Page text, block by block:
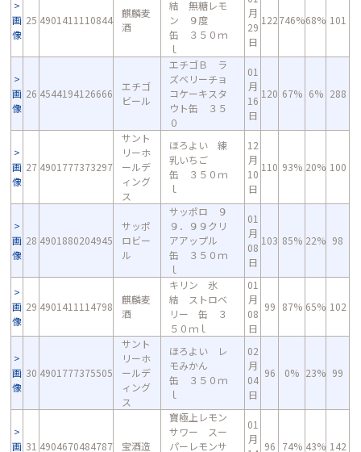
画
像
25 4901411110844
麒麟麦
酒
結 無糖レモ
ン ９度
缶 ３５０ｍ
ｌ
月
29
日
122746%68% 101
画
像
26 4544194126666
エチゴ
ビール
エチゴＢ ラ
ズベリーチョ
コケーキスタ
ウト缶 ３５
０
01
月
16
日
120 67% 6% 288
画
像
27 4901777373297
サント
リーホ
ールデ
ィング
ス
ほろよい 練
乳いちご
缶 ３５０ｍ
ｌ
12
月
10
日
110 93% 20% 100
画
像
28 4901880204945
サッポ
ロビー
ル
サッポロ ９
９．９９クリ
アアップル
缶 ３５０ｍ
ｌ
01
月
08
日
103 85% 22% 98
画
像
29 4901411114798
麒麟麦
酒
キリン 氷
結 ストロベ
リー 缶 ３
５０ｍｌ
01
月
08
日
99 87% 65% 102
画
像
30 4901777375505
サント
リーホ
ールデ
ィング
ス
ほろよい レ
モみかん
缶 ３５０ｍ
ｌ
02
月
04
日
96 0% 23% 99
画 31 4904670484787 宝酒造
寶極上レモン
サワー スー
パーレモンサ
01
月
96 74% 43% 142